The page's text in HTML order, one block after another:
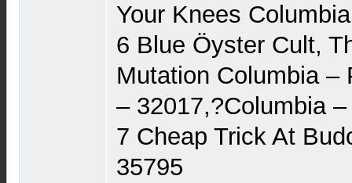
Your Knees
6 Blue Öyster Cult,
Mutation Columbia ‎–
‎– 32017,?Columbia
7 Cheap Trick At
35795